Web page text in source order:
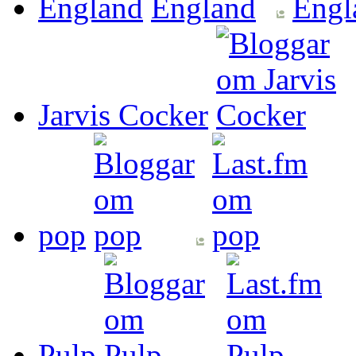
England
Jarvis Cocker
pop